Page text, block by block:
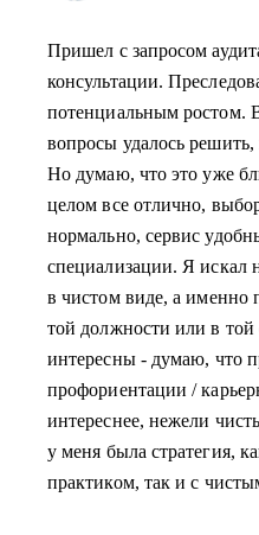
Пришел с запросом
консультации.
потенциальным ростом.
вопросы удалось
Но думаю, что это уже
целом все отлично,
нормально, сервис
специализации. Я искал
в чистом виде, а именно
той должности или в той
интересны - думаю, что
профориентации /
интереснее, нежели
у меня была стратегия,
практиком, так и с